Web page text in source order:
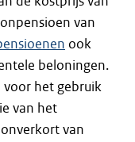
van
ook
beloningen.
het gebruik
van het
van